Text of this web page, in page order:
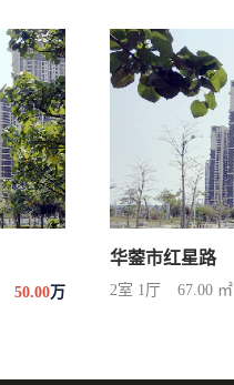
50.00万
华蓥市红星路
2室 1厅 67.00 ㎡